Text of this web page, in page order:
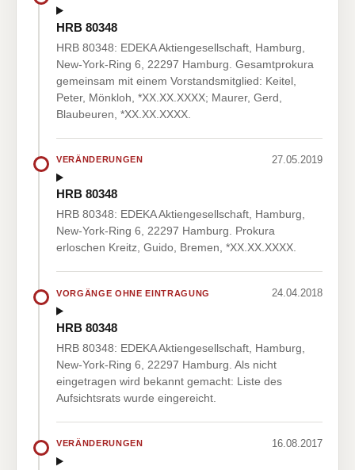
HRB 80348
HRB 80348: EDEKA Aktiengesellschaft, Hamburg,
New-York-Ring 6, 22297 Hamburg. Gesamtprokura
gemeinsam mit einem Vorstandsmitglied: Keitel,
Peter, Mönkloh, *XX.XX.XXXX; Maurer, Gerd,
Blaubeuren, *XX.XX.XXXX.
VERÄNDERUNGEN 27.05.2019
HRB 80348
HRB 80348: EDEKA Aktiengesellschaft, Hamburg,
New-York-Ring 6, 22297 Hamburg. Prokura
erloschen Kreitz, Guido, Bremen, *XX.XX.XXXX.
VORGÄNGE OHNE EINTRAGUNG 24.04.2018
HRB 80348
HRB 80348: EDEKA Aktiengesellschaft, Hamburg,
New-York-Ring 6, 22297 Hamburg. Als nicht
eingetragen wird bekannt gemacht: Liste des
Aufsichtsrats wurde eingereicht.
VERÄNDERUNGEN 16.08.2017